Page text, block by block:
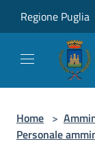
Regione Puglia
Home >
Personale